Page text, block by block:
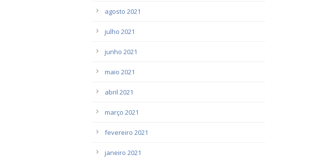
agosto 2021
julho 2021
junho 2021
maio 2021
abril 2021
março 2021
fevereiro 2021
janeiro 2021